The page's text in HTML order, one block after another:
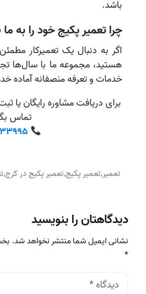
باشد.
چرا تعمیر پکیج خود را به ما
اگر به دنبال یک تعمیرکار
هستید، مجموعه ما با سال‌ها
خدمات و تعرفه منصفانه
برای دریافت مشاوره رایگان یا
تماس
09122633995
تعمیر,تعمیر پکیج,تعمیر پکیج در کرج,
دیدگاهتان را بنویسید
نشانی ایمیل شما منتشر نخواهد شد.
*
دیدگاه*